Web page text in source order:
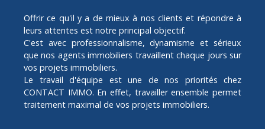
Offrir ce qu'il y a de mieux à nos clients et répondre à
leurs attentes est notre principal objectif.
C'est avec professionnalisme, dynamisme et sérieux
que nos agents immobiliers travaillent chaque jours sur
vos projets immobiliers.
Le travail d'équipe est une de nos priorités chez
CONTACT IMMO. En effet, travailler ensemble permet
traitement maximal de vos projets immobiliers.